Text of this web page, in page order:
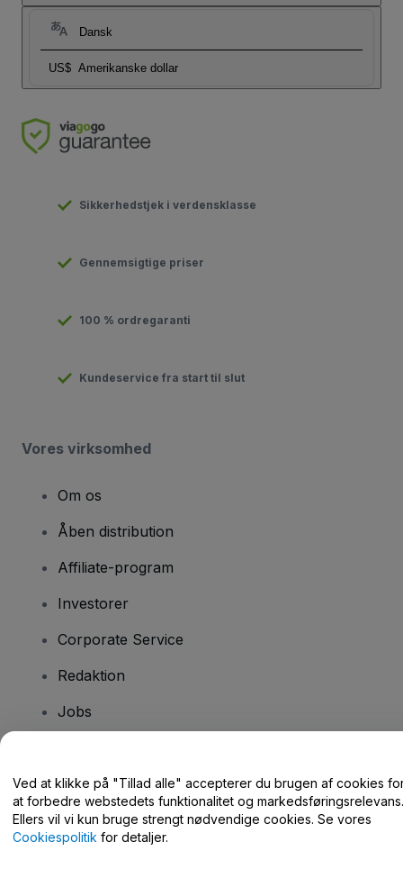
Dansk
US$ Amerikanske dollar
Sikkerhedstjek i verdensklasse
Gennemsigtige priser
100 % ordregaranti
Kundeservice fra start til slut
Vores virksomhed
Om os
Åben distribution
Affiliate-program
Investorer
Corporate Service
Redaktion
Jobs
Har du spørgsmål?
Hjælpecenter / Kontakt os
Ved at klikke på "Tillad alle" accepterer du brugen af cookies
at forbedre webstedets funktionalitet og markedsføringsrelevans.
Ellers vil vi kun bruge strengt nødvendige cookies. Se vores
Cookiespolitik for detaljer.